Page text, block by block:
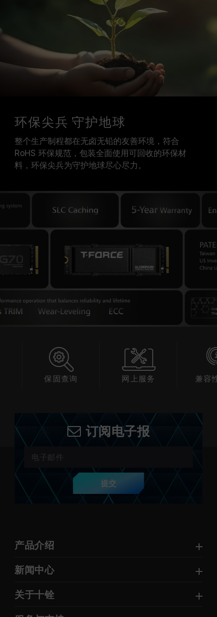
环保尖兵 守护地球
整个生产制程都在无卤无铅的友善环境，符合
RoHS 环保规范，包装全面使用可回收的环保材
料，环保尖兵为守护地球尽心尽力。
网上服务 兼容性查询
订阅电子报
提交
产品介绍
新闻中心
关于十铨